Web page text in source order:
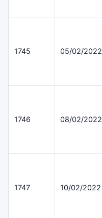
1745 05/02/2022
1746 08/02/2022
1747 10/02/2022